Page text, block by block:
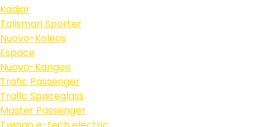
Kadjar
Talisman Sporter
Nuovo-Koleos
Espace
Nuovo-Kangoo
Trafic Passenger
Trafic Spaceglass
Master Passenger